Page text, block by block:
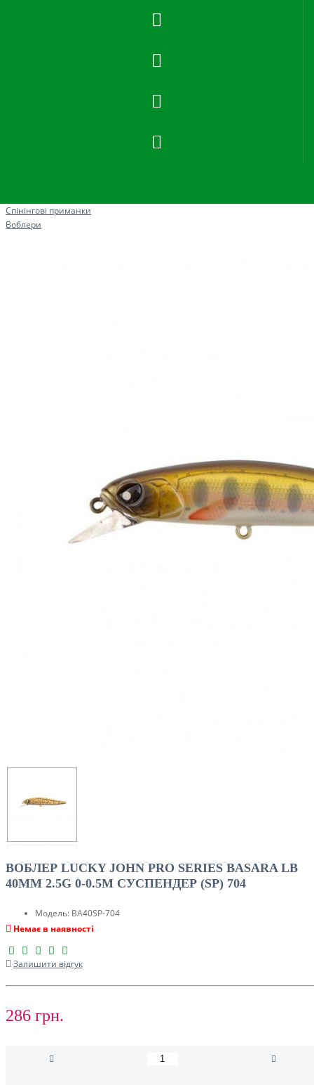
Спінінгові приманки
Воблери
ВОБЛЕР LUCKY JOHN PRO SERIES BASARA LB
40MM 2.5G 0-0.5M CУСПЕНДЕР (SP) 704
Модель: BA40SP-704
Немає в наявності
Залишити відгук
286 грн.